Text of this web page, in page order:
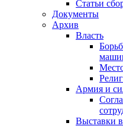
Статьи
Документы
Архив
Власть
Армия и
Выставки